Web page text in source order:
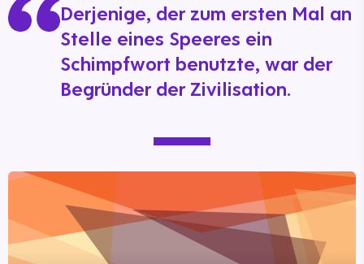
Derjenige, der zum ersten Mal an
Stelle eines Speeres ein
Schimpfwort benutzte, war der
Begründer der Zivilisation.